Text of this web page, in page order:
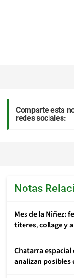
Comparte esta
redes sociales:
Notas
Mes de la Niñez:
títeres, collage y
Chatarra espacial
analizan